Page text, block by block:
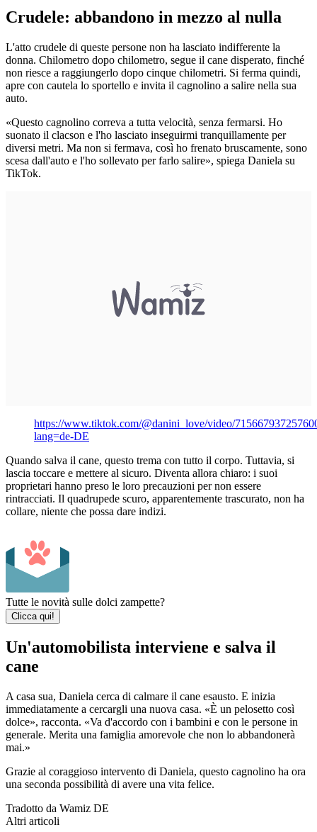
Crudele: abbandono in mezzo al nulla
L'atto crudele di queste persone non ha lasciato indifferente la
donna. Chilometro dopo chilometro, segue il cane disperato, finché
non riesce a raggiungerlo dopo cinque chilometri. Si ferma quindi,
apre con cautela lo sportello e invita il cagnolino a salire nella sua
auto.
«Questo cagnolino correva a tutta velocità, senza fermarsi. Ho
suonato il clacson e l'ho lasciato inseguirmi tranquillamente per
diversi metri. Ma non si fermava, così ho frenato bruscamente, sono
scesa dall'auto e l'ho sollevato per farlo salire», spiega Daniela su
TikTok.
https://www.tiktok.com/@danini_love/video/
lang=de-DE
Quando salva il cane, questo trema con tutto il corpo. Tuttavia, si
lascia toccare e mettere al sicuro. Diventa allora chiaro: i suoi
proprietari hanno preso le loro precauzioni per non essere
rintracciati. Il quadrupede scuro, apparentemente trascurato, non ha
collare, niente che possa dare indizi.
Tutte le novità sulle dolci zampette?
Clicca qui!
Un'automobilista interviene e salva il
cane
A casa sua, Daniela cerca di calmare il cane esausto. E inizia
immediatamente a cercargli una nuova casa. «È un pelosetto così
dolce», racconta. «Va d'accordo con i bambini e con le persone in
generale. Merita una famiglia amorevole che non lo abbandonerà
mai.»
Grazie al coraggioso intervento di Daniela, questo cagnolino ha ora
una seconda possibilità di avere una vita felice.
Tradotto da Wamiz DE
Altri articoli